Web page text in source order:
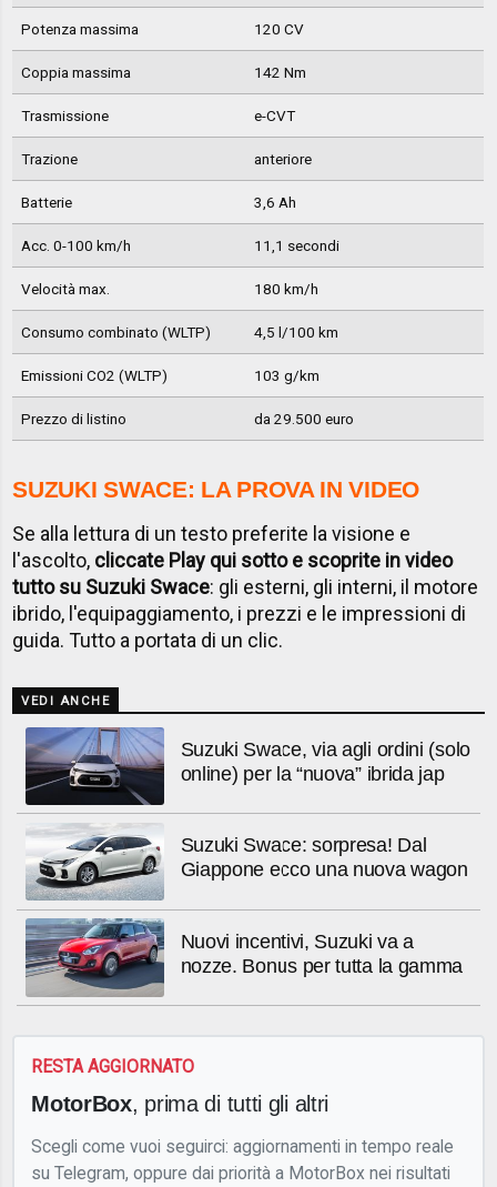
Potenza massima 120 CV
Coppia massima 142 Nm
Trasmissione e-CVT
Trazione anteriore
Batterie 3,6 Ah
Acc. 0-100 km/h 11,1 secondi
Velocità max. 180 km/h
Consumo combinato (WLTP) 4,5 l/100 km
Emissioni CO2 (WLTP) 103 g/km
Prezzo di listino da 29.500 euro
SUZUKI SWACE: LA PROVA IN VIDEO
Se alla lettura di un testo preferite la visione e
l'ascolto, cliccate Play qui sotto e scoprite in video
tutto su Suzuki Swace: gli esterni, gli interni, il motore
ibrido, l'equipaggiamento, i prezzi e le impressioni di
guida. Tutto a portata di un clic.
VEDI ANCHE
Suzuki Swace, via agli ordini (solo
online) per la “nuova” ibrida jap
Suzuki Swace: sorpresa! Dal
Giappone ecco una nuova wagon
Nuovi incentivi, Suzuki va a
nozze. Bonus per tutta la gamma
RESTA AGGIORNATO
MotorBox, prima di tutti gli altri
Scegli come vuoi seguirci: aggiornamenti in tempo reale
su Telegram, oppure dai priorità a MotorBox nei risultati